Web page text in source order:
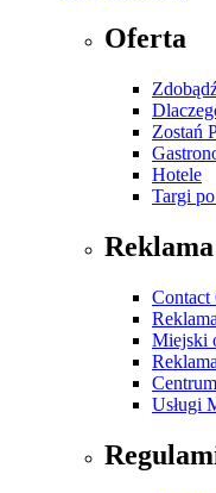
Oferta
Zostań
Hotele
Targi
Reklama
Contact
Miejski
Usługi